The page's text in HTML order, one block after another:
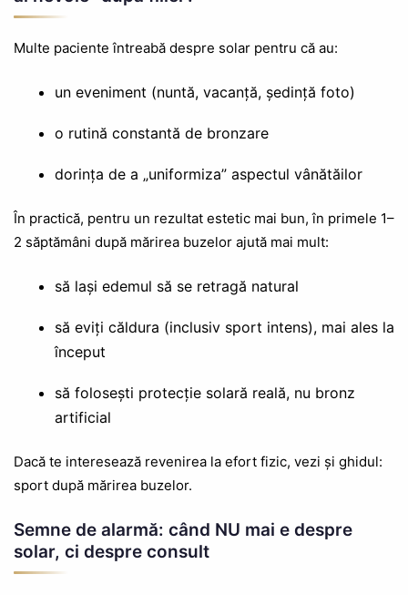
Multe paciente întreabă despre solar pentru că au:
un eveniment (nuntă, vacanță, ședință foto)
o rutină constantă de bronzare
dorința de a „uniformiza” aspectul vânătăilor
În practică, pentru un rezultat estetic mai bun, în primele 1–
2 săptămâni după mărirea buzelor ajută mai mult:
să lași edemul să se retragă natural
să eviți căldura (inclusiv sport intens), mai ales la
început
să folosești protecție solară reală, nu bronz
artificial
Dacă te interesează revenirea la efort fizic, vezi și ghidul:
sport după mărirea buzelor.
Semne de alarmă: când NU mai e despre
solar, ci despre consult